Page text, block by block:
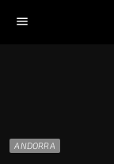
menu
ANDORRA